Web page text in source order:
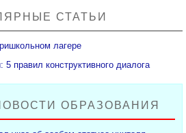
СТАТЬИ
лагере
правил конструктивного диалога
ОБРАЗОВАНИЯ